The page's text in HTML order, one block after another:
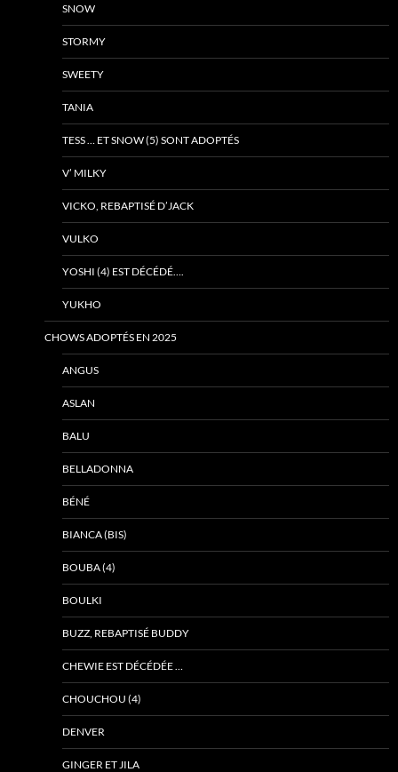
SNOW
STORMY
SWEETY
TANIA
TESS … ET SNOW (5) SONT ADOPTÉS
V’ MILKY
VICKO, REBAPTISÉ D’JACK
VULKO
YOSHI (4) EST DÉCÉDÉ….
YUKHO
CHOWS ADOPTÉS EN 2025
ANGUS
ASLAN
BALU
BELLADONNA
BÉNÉ
BIANCA (BIS)
BOUBA (4)
BOULKI
BUZZ, REBAPTISÉ BUDDY
CHEWIE EST DÉCÉDÉE …
CHOUCHOU (4)
DENVER
GINGER ET JILA